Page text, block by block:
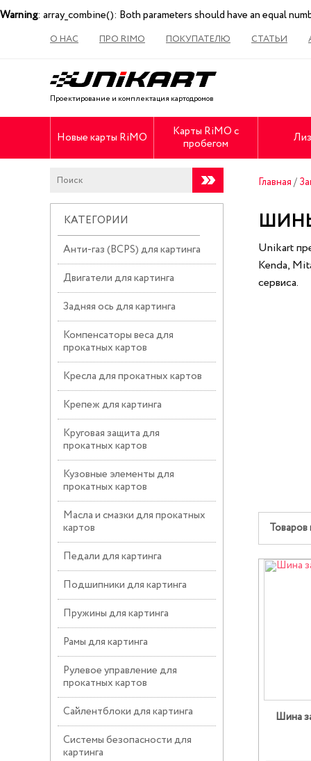
Warning: array_combine(): Both parameters should have an equal
О НАС ПРО RIMO ПОКУПАТЕЛЮ СТАТЬИ
Проектирование и комплектация картодромов
Новые карты RiMO
Карты RiMO с
пробегом
КАТЕГОРИИ
Анти-газ (BCPS) для картинга
Двигатели для картинга
Задняя ось для картинга
Компенсаторы веса для
прокатных картов
Кресла для прокатных картов
Крепеж для картинга
Круговая защита для
прокатных картов
Кузовные элементы для
прокатных картов
Масла и смазки для прокатных
картов
Педали для картинга
Подшипники для картинга
Пружины для картинга
Рамы для картинга
Рулевое управление для
прокатных картов
Сайлентблоки для картинга
Системы безопасности для
картинга
Главная /
Unikart
Kenda,
сервиса.
Товаров
Шина